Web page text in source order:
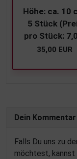
Höhe: ca. 10
5 Stück
pro Stück:
35,00 EUR
Dein Kommentar
Falls Du uns zu
möchtest, kannst